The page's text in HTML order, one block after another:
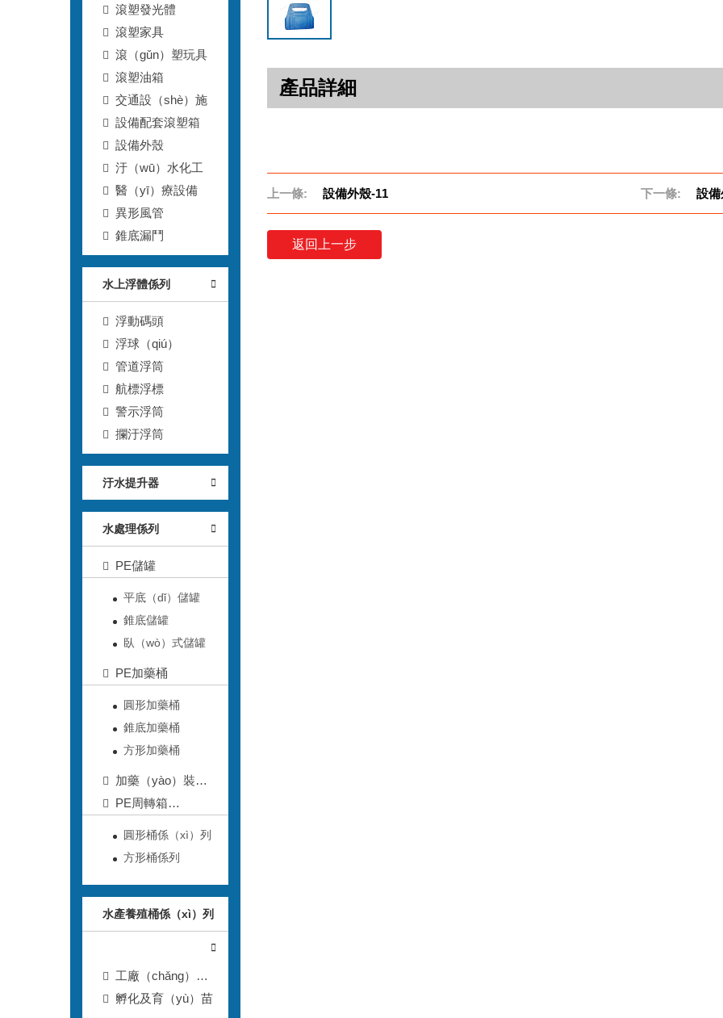
滾塑發光體
滾塑家具
滾（gǔn）塑玩具
滾塑油箱
交通設（shè）施
設備配套滾塑箱
設備外殼
汙（wū）水化工
醫（yī）療設備
異形風管
錐底漏鬥
水上浮體係列
浮動碼頭
浮球（qiú）
管道浮筒
航標浮標
警示浮筒
攔汙浮筒
汙水提升器
水處理係列
PE儲罐
平底（dǐ）儲罐
錐底儲罐
臥（wò）式儲罐
PE加藥桶
圓形加藥桶
錐底加藥桶
方形加藥桶
加藥（yào）裝
（zhuāng）置及配
PE周轉箱
圓形桶係（xì）列
方形桶係列
水產養殖桶係（xì）列
工廠（chǎng）化
養殖桶
孵化及育（yù）苗
產品詳細
上一條: 設備外殼-11 下一條: 設備
返回上一步